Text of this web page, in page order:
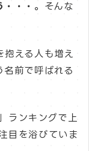
・・。 そんな
える人も増え
名前で呼ばれる
ランキングで上
目を浴びていま